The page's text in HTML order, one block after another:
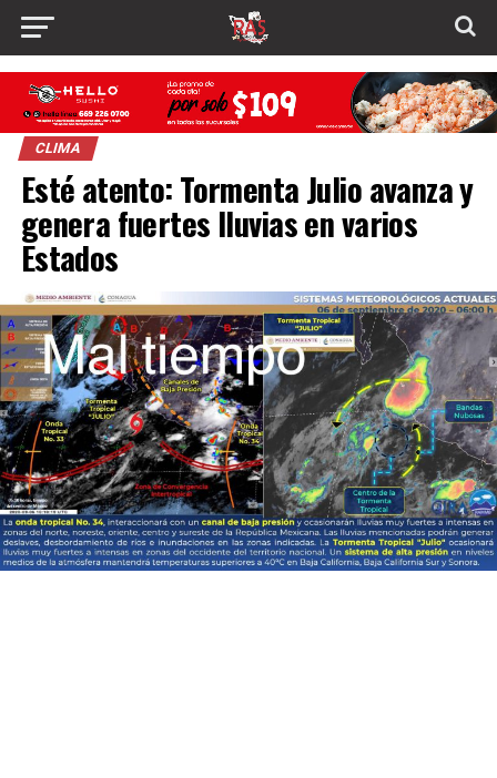
CLIMA
Esté atento: Tormenta Julio avanza y
genera fuertes lluvias en varios
Estados